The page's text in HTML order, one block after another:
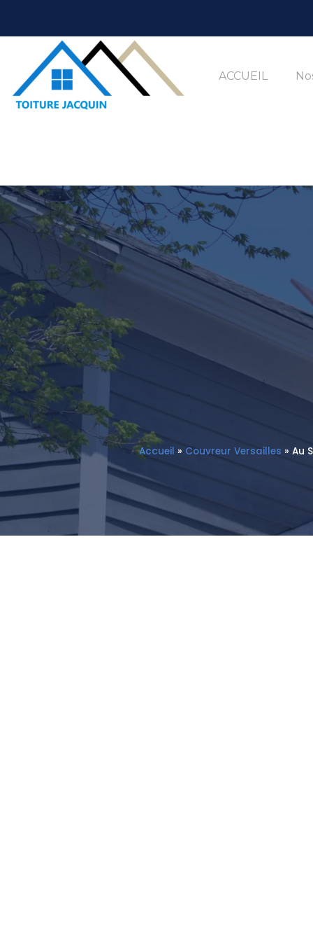
ACCUEIL
Accueil » Couvreur Versailles » Au